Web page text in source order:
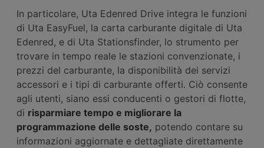
In particolare, Uta Edenred Drive integra le funzioni
di Uta EasyFuel, la carta carburante digitale di Uta
Edenred, e di Uta Stationsfinder, lo strumento per
trovare in tempo reale le stazioni convenzionate, i
prezzi del carburante, la disponibilità dei servizi
accessori e i tipi di carburante offerti. Ciò consente
agli utenti, siano essi conducenti o gestori di flotte,
di risparmiare tempo e migliorare la
programmazione delle soste, potendo contare su
informazioni aggiornate e dettagliate direttamente